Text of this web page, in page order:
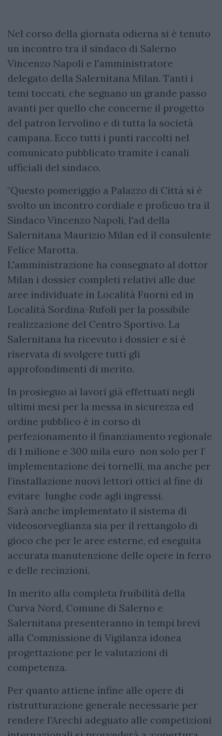
Nel corso della giornata odierna si è tenuto
un incontro tra il sindaco di Salerno
Vincenzo Napoli e l'amministratore
delegato della Salernitana Milan. Tanti i
temi toccati, che segnano un grande passo
avanti per quello che concerne il progetto
del patron Iervolino e di tutta la società
campana. Ecco tutti i punti raccolti nel
comunicato pubblicato tramite i canali
ufficiali del sindaco.
"Questo pomeriggio a Palazzo di Città si è
svolto un incontro cordiale e proficuo tra il
Sindaco Vincenzo Napoli, l'ad della
Salernitana Maurizio Milan ed il consulente
Felice Marotta.
L'amministrazione ha consegnato al dottor
Milan i dossier completi relativi alle due
aree individuate in Località Fuorni ed in
Località Sordina-Rufoli per la possibile
realizzazione del Centro Sportivo. La
Salernitana ha ricevuto i dossier e si è
riservata di svolgere tutti gli
approfondimenti di merito.
In prosieguo ai lavori già effettuati negli
ultimi mesi per la messa in sicurezza ed
ordine pubblico è in corso di
perfezionamento il finanziamento regionale
di 1 milione e 300 mila euro non solo per l’
implementazione dei tornelli, ma anche per
l’installazione nuovi lettori ottici al fine di
evitare lunghe code agli ingressi.
Sarà anche implementato il sistema di
videosorveglianza sia per il rettangolo di
gioco che per le aree esterne, ed eseguita
accurata manutenzione delle opere in ferro
e delle recinzioni.
In merito alla completa fruibilità della
Curva Nord, Comune di Salerno e
Salernitana presenteranno in tempi brevi
alla Commissione di Vigilanza idonea
progettazione per le valutazioni di
competenza.
Per quanto attiene infine alle opere di
ristrutturazione generale necessarie per
rendere l'Arechi adeguato alle competizioni